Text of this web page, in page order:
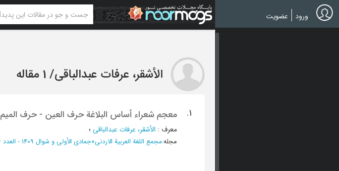
Skip
to
main
ورود عضویت
الأشقر، عرفات عبدالباقی/ 1 مقاله
1. معجم شعراء أساس البلاغة حرف العین - حرف المیم
معرف : الأشقر، عرفات عبدالباقی ؛
مجله:مجمع اللغة العربية الاردنى»جمادی الأولی و شوال 1409 - العدد 36